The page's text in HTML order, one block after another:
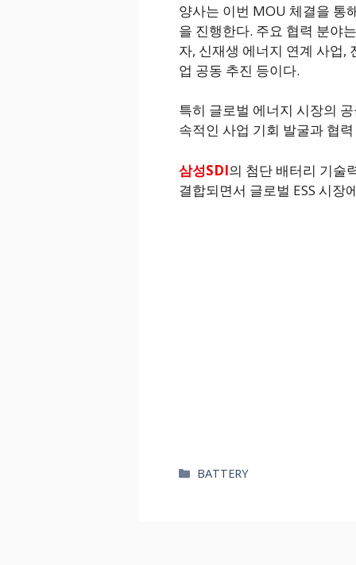
양사는 이번 MOU 체결을 통
을 진행한다. 주요 협력 분야
자, 신재생 에너지 연계 사업,
업 공동 추진 등이다.
특히 글로벌 에너지 시장의
속적인 사업 기회 발굴과 협
삼성SDI의 첨단 배터리 기술
결합되면서 글로벌 ESS 시장
카
BATTERY